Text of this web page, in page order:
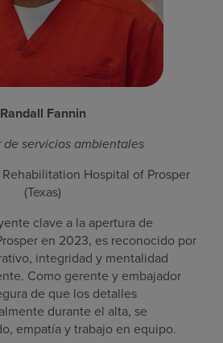
Randall Fannin
de servicios ambientales
Hospital of Prosper
(Texas)
clave a la apertura de
en 2023, es reconocido por
integridad y mentalidad
Como gerente y embajador
de que los detalles
durante el alta, se
empatía y trabajo en equipo.